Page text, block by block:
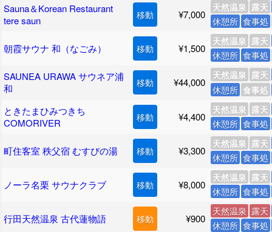
Sauna＆Korean Restaurant
tere saun
移動 ¥7,000
天然温泉 露天
休憩所 食事処
朝霞サウナ 和（なごみ） 移動 ¥1,500
天然温泉 露天
休憩所 食事処
SAUNEA URAWA サウネア浦
和
移動 ¥44,000
天然温泉 露天
休憩所 食事処
ときたまひみつきち
COMORIVER
移動 ¥4,400
天然温泉 露天
休憩所 食事処
町住客室 秩父宿 むすびの湯 移動 ¥3,300
天然温泉 露天
休憩所 食事処
ノーラ名栗 サウナクラブ 移動 ¥8,000
天然温泉 露天
休憩所 食事処
行田天然温泉 古代蓮物語 移動 ¥900
天然温泉 露天
休憩所 食事処